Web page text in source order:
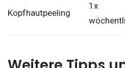
Kopfhautpeeling
1x